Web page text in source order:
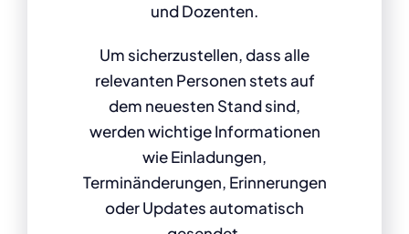
und Dozenten.
Um sicherzustellen, dass alle
relevanten Personen stets auf
dem neuesten Stand sind,
werden wichtige Informationen
wie Einladungen,
Terminänderungen, Erinnerungen
oder Updates automatisch